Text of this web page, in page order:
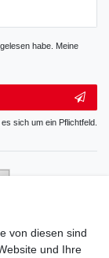
habe. Meine
sich um ein Pflichtfeld.
von diesen sind
und Ihre